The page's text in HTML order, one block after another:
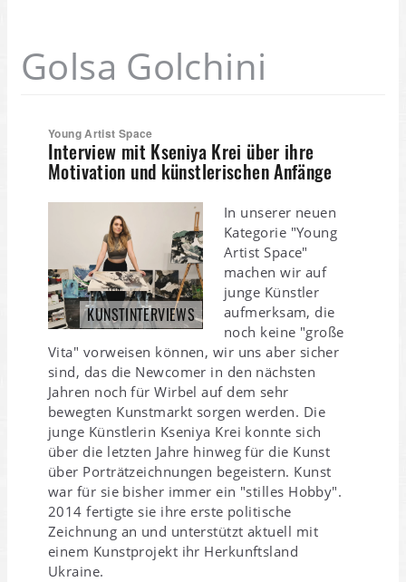
Golsa Golchini
Young Artist Space
Interview mit Kseniya Krei über ihre
Motivation und künstlerischen Anfänge
KUNSTINTERVIEWS
In unserer neuen
Kategorie "Young
Artist Space"
machen wir auf
junge Künstler
aufmerksam, die
noch keine "große
Vita" vorweisen können, wir uns aber sicher
sind, das die Newcomer in den nächsten
Jahren noch für Wirbel auf dem sehr
bewegten Kunstmarkt sorgen werden. Die
junge Künstlerin Kseniya Krei konnte sich
über die letzten Jahre hinweg für die Kunst
über Porträtzeichnungen begeistern. Kunst
war für sie bisher immer ein "stilles Hobby".
2014 fertigte sie ihre erste politische
Zeichnung an und unterstützt aktuell mit
einem Kunstprojekt ihr Herkunftsland
Ukraine.